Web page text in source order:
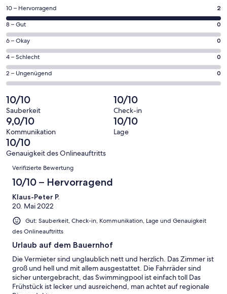
einem
neuen
Fenster
geöffnet
2
von
insgesamt
2
Gästebewertungen
haben
eine
Bewertung
von
10
-
Hervorragend
10 – Hervorragend 2
0
von
insgesamt
2
Gästebewertungen
haben
Bewertung
von
8
-
Gut
8 – Gut 0
0
von
insgesamt
2
Gästebewertungen
haben
eine
Bewertung
von
6
-
Okay
6 – Okay 0
0
von
insgesamt
Gästebewertungen
haben
eine
Bewertung
von
4
Schlecht
4 – Schlecht 0
0
von
insgesamt
2
Gästebewertungen
haben
eine
Bewertung
Ungenügend
2 – Ungenügend 0
10/10
Sauberkeit
10/10
Check-in
9,0/10
Kommunikation
10/10
Lage
10/10
Genauigkeit des Onlineauftritts
Bewertungen
Verifizierte Bewertung
10/10 – Hervorragend
Klaus-Peter P.
20. Mai 2022
Gut: Sauberkeit, Check-in, Kommunikation, Lage und Genauigkeit
des Onlineauftritts
Urlaub auf dem Bauernhof
Die Vermieter sind unglaublich nett und herzlich. Das Zimmer ist
groß und hell und mit allem ausgestattet. Die Fahrräder sind
sicher untergebracht, das Swimmingpool ist einfach toll Das
Frühstück ist lecker und ausreichend, man achtet auf regionale